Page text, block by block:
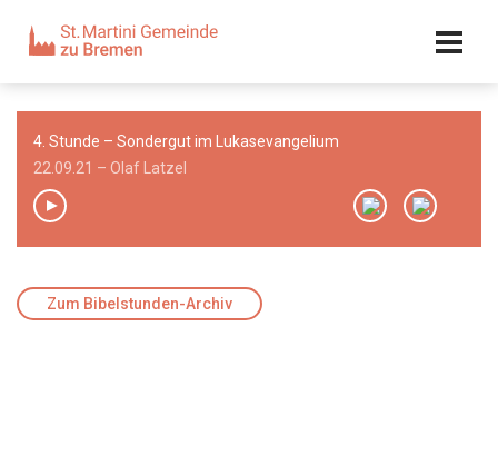
Kalender
Kontakt
Adresse
Team
4. Stunde – Sondergut im Lukasevangelium
22.09.21 – Olaf Latzel
Zum Bibelstunden-Archiv